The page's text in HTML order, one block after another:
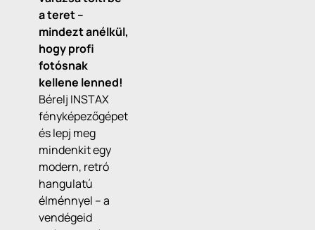
a teret –
mindezt anélkül,
hogy profi
fotósnak
kellene lenned!
Bérelj INSTAX
fényképezőgépet
és lepj meg
mindenkit egy
modern, retró
hangulatú
élménnyel – a
vendégeid